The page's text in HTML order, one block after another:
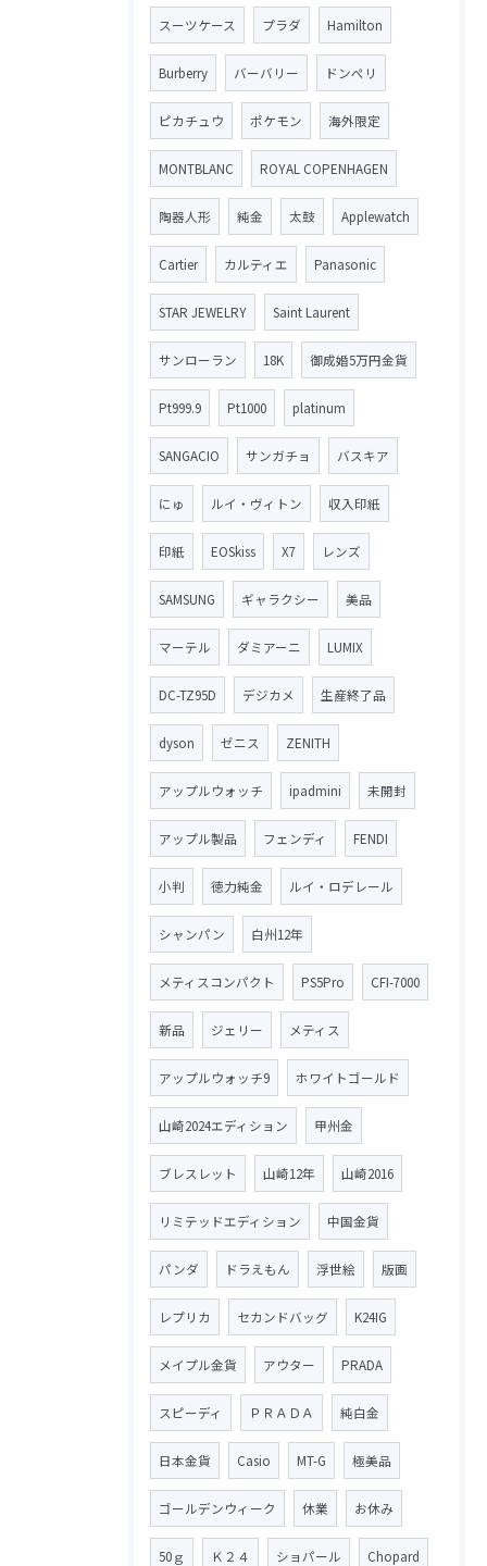
スーツケース プラダ Hamilton
Burberry バーバリー ドンペリ
ピカチュウ ポケモン 海外限定
MONTBLANC ROYAL COPENHAGEN
陶器人形 純金 太鼓 Applewatch
Cartier カルティエ Panasonic
STAR JEWELRY Saint Laurent
サンローラン 18K 御成婚5万円金貨
Pt999.9 Pt1000 platinum
SANGACIO サンガチョ バスキア
にゅ ルイ・ヴィトン 収入印紙
印紙 EOSkiss X7 レンズ
SAMSUNG ギャラクシー 美品
マーテル ダミアーニ LUMIX
DC-TZ95D デジカメ 生産終了品
dyson ゼニス ZENITH
アップルウォッチ ipadmini 未開封
アップル製品 フェンディ FENDI
小判 徳力純金 ルイ・ロデレール
シャンパン 白州12年
メティスコンパクト PS5Pro CFI-7000
新品 ジェリー メティス
アップルウォッチ9 ホワイトゴールド
山崎2024エディション 甲州金
ブレスレット 山崎12年 山崎2016
リミテッドエディション 中国金貨
パンダ ドラえもん 浮世絵 版画
レプリカ セカンドバッグ K24IG
メイプル金貨 アウター PRADA
スピーディ ＰＲＡＤＡ 純白金
日本金貨 Casio MT-G 極美品
ゴールデンウィーク 休業 お休み
50ｇ Ｋ２４ ショパール Chopard